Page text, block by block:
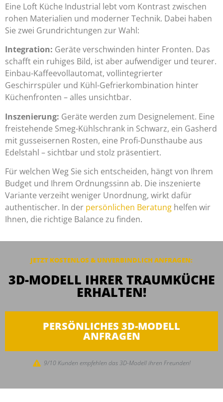
Eine Loft Küche Industrial lebt vom Kontrast zwischen
rohen Materialien und moderner Technik. Dabei haben
Sie zwei Grundrichtungen zur Wahl:
Integration: Geräte verschwinden hinter Fronten. Das
schafft ein ruhiges Bild, ist aber aufwendiger und teurer.
Einbau-Kaffeevollautomat, vollintegrierter
Geschirrspüler und Kühl-Gefrierkombination hinter
Küchenfronten – alles unsichtbar.
Inszenierung: Geräte werden zum Designelement. Eine
freistehende Smeg-Kühlschrank in Schwarz, ein Gasherd
mit gusseisernen Rosten, eine Profi-Dunsthaube aus
Edelstahl – sichtbar und stolz präsentiert.
Für welchen Weg Sie sich entscheiden, hängt von Ihrem
Budget und Ihrem Ordnungssinn ab. Die inszenierte
Variante verzeiht weniger Unordnung, wirkt dafür
authentischer. In der persönlichen Beratung helfen wir
Ihnen, die richtige Balance zu finden.
JETZT KOSTENLOS & UNVERBINDLICH ANFRAGEN:
3D-MODELL IHRER TRAUMKÜCHE
ERHALTEN!
PERSÖNLICHES 3D-MODELL
ANFRAGEN
9/10 Kunden empfehlen das 3D-Modell ihren Freunden!